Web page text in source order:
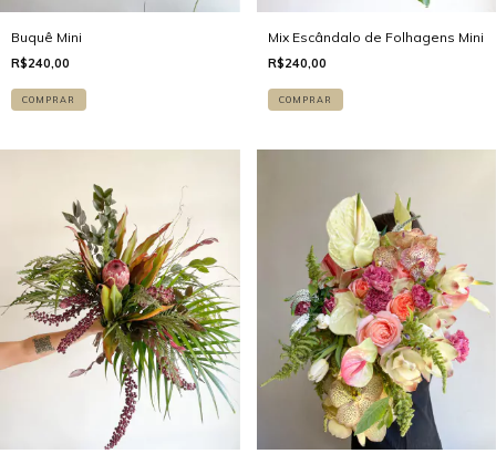
Buquê Mini
R$240,00
COMPRAR
Mix Escândalo de Folhagens Mini
R$240,00
COMPRAR